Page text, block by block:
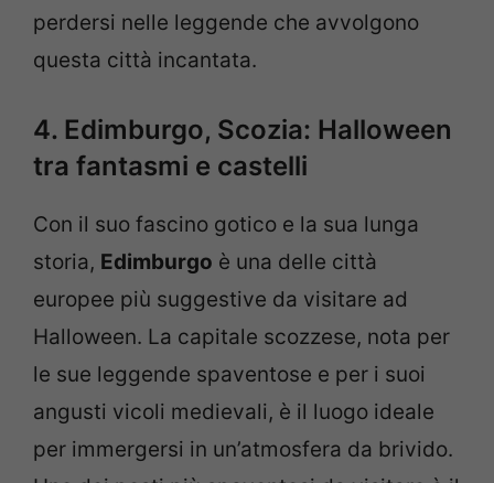
perdersi nelle leggende che avvolgono
questa città incantata.
4. Edimburgo, Scozia: Halloween
tra fantasmi e castelli
Con il suo fascino gotico e la sua lunga
storia, Edimburgo è una delle città
europee più suggestive da visitare ad
Halloween. La capitale scozzese, nota per
le sue leggende spaventose e per i suoi
angusti vicoli medievali, è il luogo ideale
per immergersi in un’atmosfera da brivido.